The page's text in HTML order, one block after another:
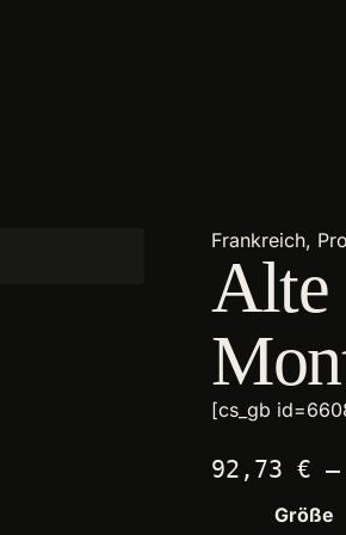
Frankreich,
Alte
[cs_gb
92,73 € –
Größe